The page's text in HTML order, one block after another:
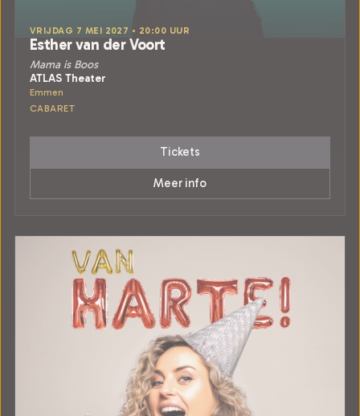
VRIJDAG 7 MEI 2027 • 20:00 UUR
Esther van der Voort
Mama is Boos
ATLAS Theater
Emmen
CABARET
Tickets
Meer info